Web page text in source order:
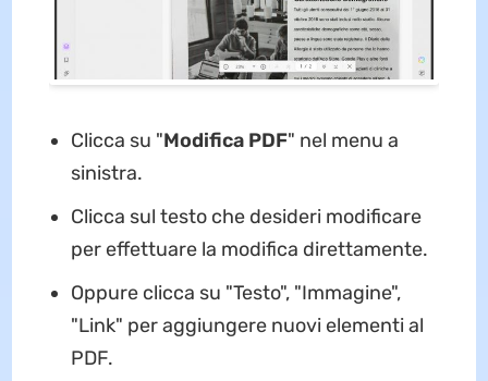
Clicca su "Modifica PDF" nel menu a
sinistra.
Clicca sul testo che desideri modificare
per effettuare la modifica direttamente.
Oppure clicca su "Testo", "Immagine",
"Link" per aggiungere nuovi elementi al
PDF.